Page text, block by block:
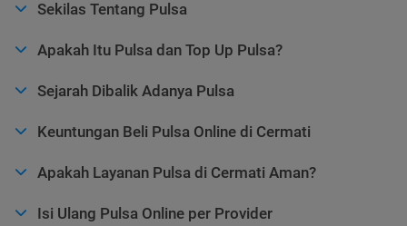
Sekilas Tentang Pulsa
Apakah Itu Pulsa dan Top Up Pulsa?
Sejarah Dibalik Adanya Pulsa
Keuntungan Beli Pulsa Online di Cermati
Apakah Layanan Pulsa di Cermati Aman?
Isi Ulang Pulsa Online per Provider